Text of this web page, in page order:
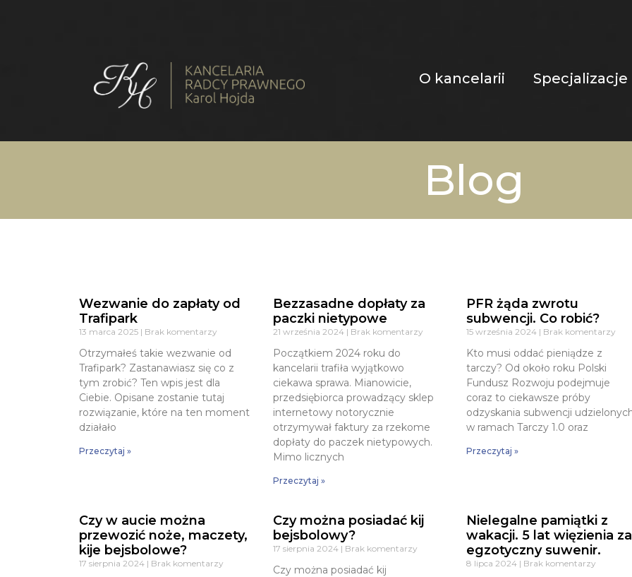
O kancelarii Specjalizacje
Blog
Wezwanie do zapłaty od
Trafipark
13 marca 2025 Brak komentarzy
Otrzymałeś takie wezwanie od
Trafipark? Zastanawiasz się co z
tym zrobić? Ten wpis jest dla
Ciebie. Opisane zostanie tutaj
rozwiązanie, które na ten moment
działało
Przeczytaj »
Bezzasadne dopłaty za
paczki nietypowe
21 września 2024 Brak komentarzy
Początkiem 2024 roku do
kancelarii trafiła wyjątkowo
ciekawa sprawa. Mianowicie,
przedsiębiorca prowadzący sklep
internetowy notorycznie
otrzymywał faktury za rzekome
dopłaty do paczek nietypowych.
Mimo licznych
Przeczytaj »
PFR żąda zwrotu
subwencji. Co robić?
15 września 2024 Brak komentarzy
Kto musi oddać pieniądze z
tarczy? Od około roku Polski
Fundusz Rozwoju podejmuje
coraz to ciekawsze próby
odzyskania subwencji
w ramach Tarczy 1.0 oraz
Przeczytaj »
Czy w aucie można
przewozić noże, maczety,
kije bejsbolowe?
17 sierpnia 2024 Brak komentarzy
Czy można posiadać kij
bejsbolowy?
17 sierpnia 2024 Brak komentarzy
Czy można posiadać kij
Nielegalne pamiątki z
wakacji. 5 lat więzienia za
egzotyczny suwenir.
8 lipca 2024 Brak komentarzy